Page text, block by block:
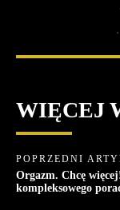
WIĘCEJ
POPRZEDNI
Orgazm. Chcę
kompleksowego